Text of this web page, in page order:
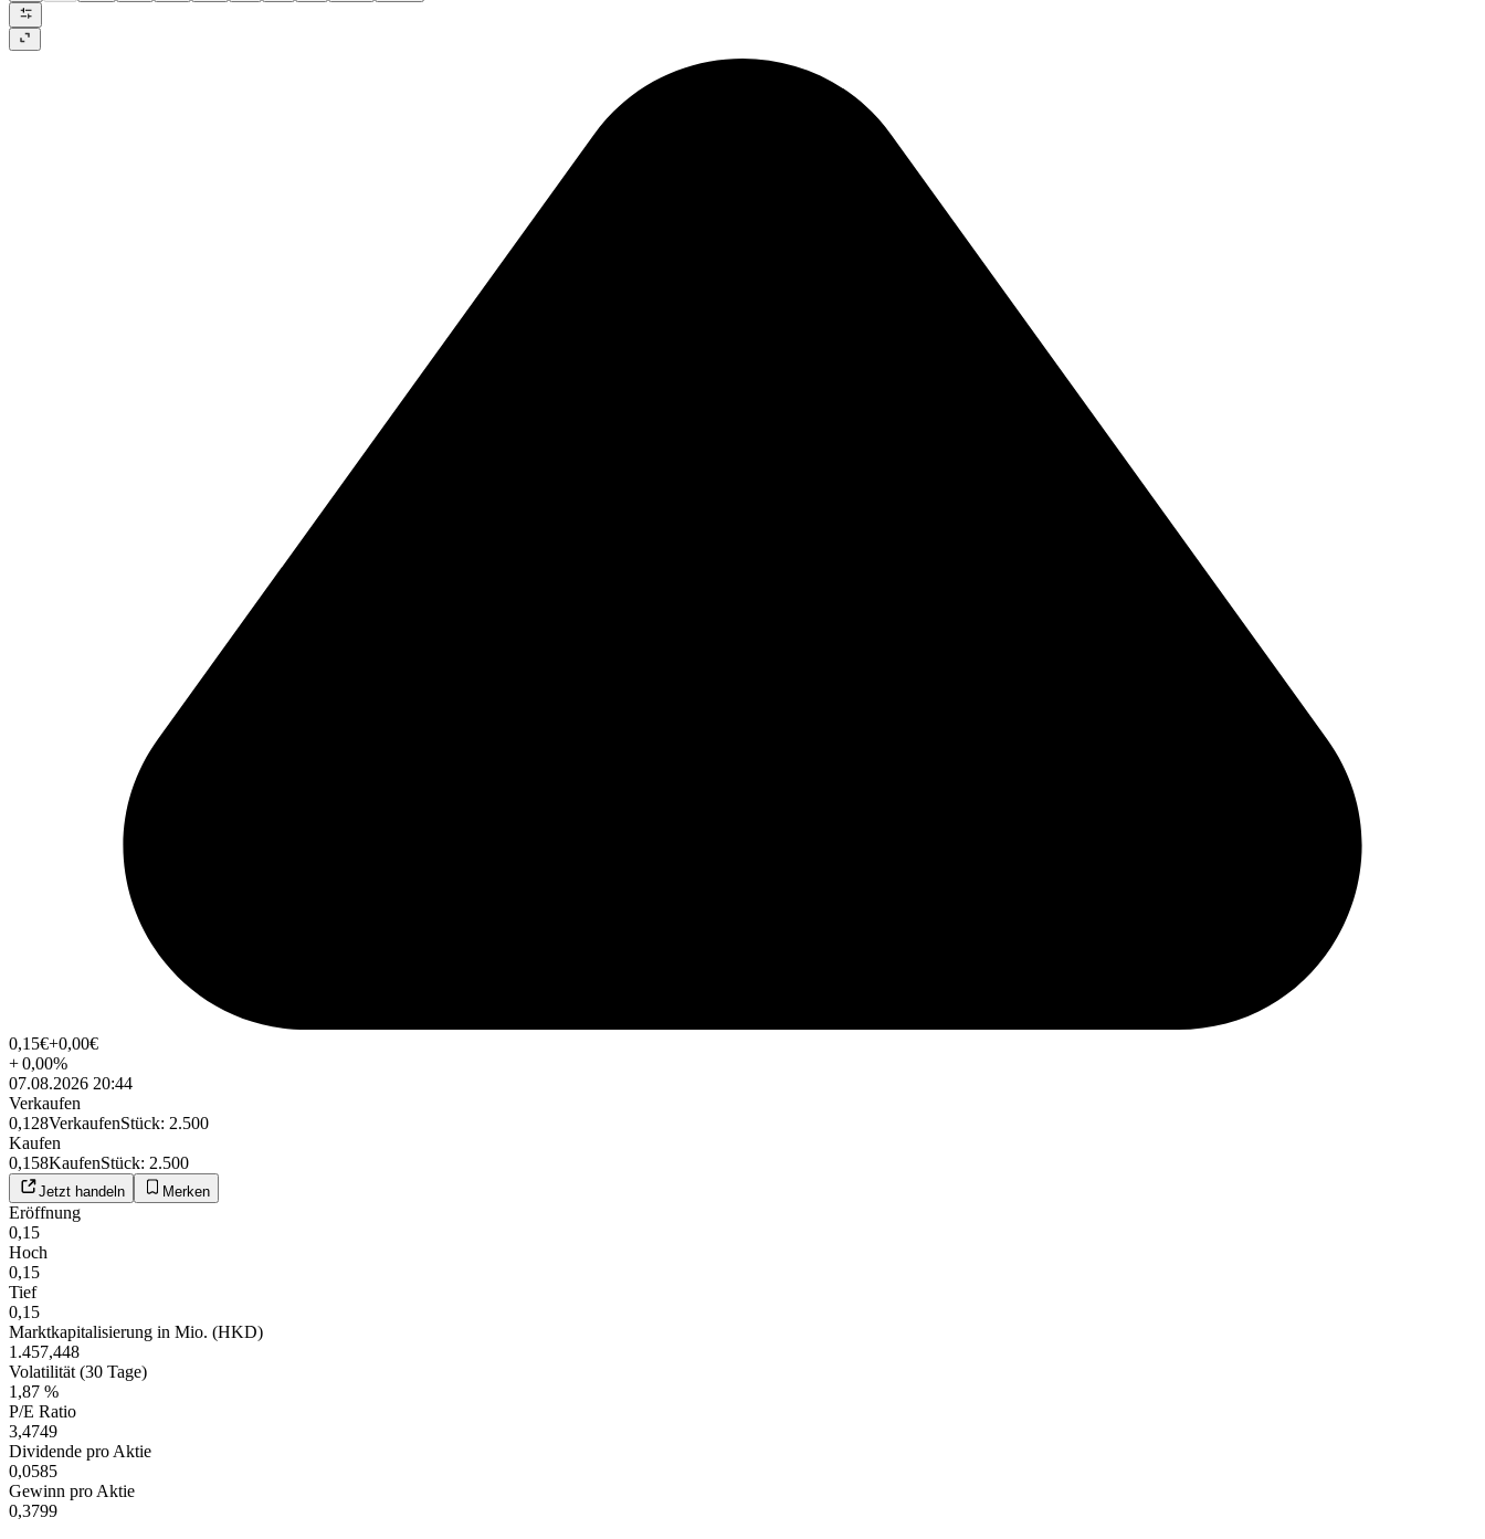
0,15€+0,00€
+0,00%
07.08.2026 20:44
Verkaufen
0,128VerkaufenStück: 2.500
Kaufen
0,158KaufenStück: 2.500
Jetzt handeln Merken
Eröffnung
0,15
Hoch
0,15
Tief
0,15
Marktkapitalisierung in Mio. (HKD)
1.457,448
Volatilität (30 Tage)
1,87 %
P/E Ratio
3,4749
Dividende pro Aktie
0,0585
Gewinn pro Aktie
0,3799